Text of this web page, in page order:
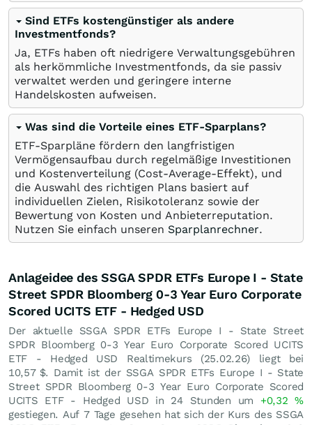
Sind ETFs kostengünstiger als andere
Investmentfonds?
Ja, ETFs haben oft niedrigere Verwaltungsgebühren
als herkömmliche Investmentfonds, da sie passiv
verwaltet werden und geringere interne
Handelskosten aufweisen.
Was sind die Vorteile eines ETF-Sparplans?
ETF-Sparpläne fördern den langfristigen
Vermögensaufbau durch regelmäßige Investitionen
und Kostenverteilung (Cost-Average-Effekt), und
die Auswahl des richtigen Plans basiert auf
individuellen Zielen, Risikotoleranz sowie der
Bewertung von Kosten und Anbieterreputation.
Nutzen Sie einfach unseren Sparplanrechner.
Anlageidee des SSGA SPDR ETFs Europe I - State
Street SPDR Bloomberg 0-3 Year Euro Corporate
Scored UCITS ETF - Hedged USD
Der aktuelle SSGA SPDR ETFs Europe I - State Street
SPDR Bloomberg 0-3 Year Euro Corporate Scored UCITS
ETF - Hedged USD Realtimekurs (25.02.26) liegt bei
10,57 $. Damit ist der SSGA SPDR ETFs Europe I - State
Street SPDR Bloomberg 0-3 Year Euro Corporate Scored
UCITS ETF - Hedged USD in 24 Stunden um +0,32%
gestiegen. Auf 7 Tage gesehen hat sich der Kurs des SSGA